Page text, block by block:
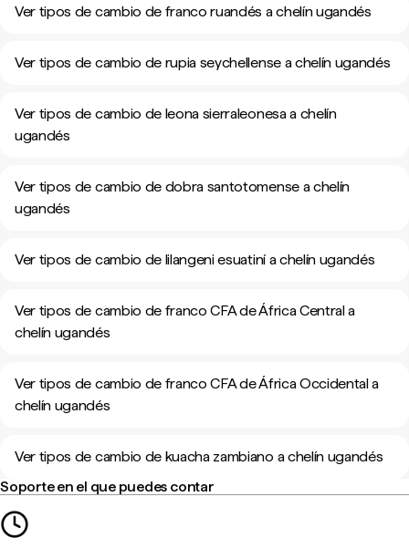
Ver tipos de cambio de franco ruandés a chelín ugandés
Ver tipos de cambio de rupia seychellense a chelín ugandés
Ver tipos de cambio de leona sierraleonesa a chelín
ugandés
Ver tipos de cambio de dobra santotomense a chelín
ugandés
Ver tipos de cambio de lilangeni esuatiní a chelín ugandés
Ver tipos de cambio de franco CFA de África Central a
chelín ugandés
Ver tipos de cambio de franco CFA de África Occidental a
chelín ugandés
Ver tipos de cambio de kuacha zambiano a chelín ugandés
Soporte en el que puedes contar